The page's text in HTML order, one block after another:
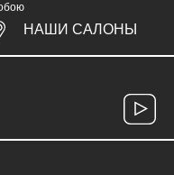
НАШИ САЛОНЫ